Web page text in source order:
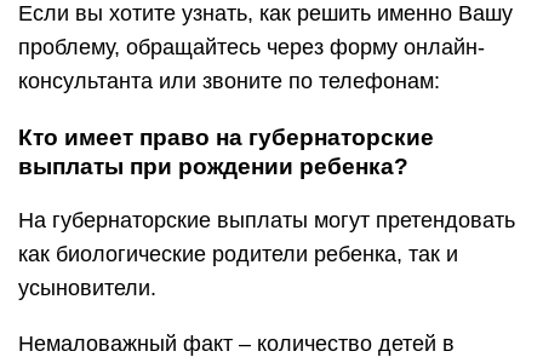
Если вы хотите узнать, как решить именно Вашу
проблему, обращайтесь через форму онлайн-
консультанта или звоните по телефонам:
Кто имеет право на губернаторские
выплаты при рождении ребенка?
На губернаторские выплаты могут претендовать
как биологические родители ребенка, так и
усыновители.
Немаловажный факт – количество детей в